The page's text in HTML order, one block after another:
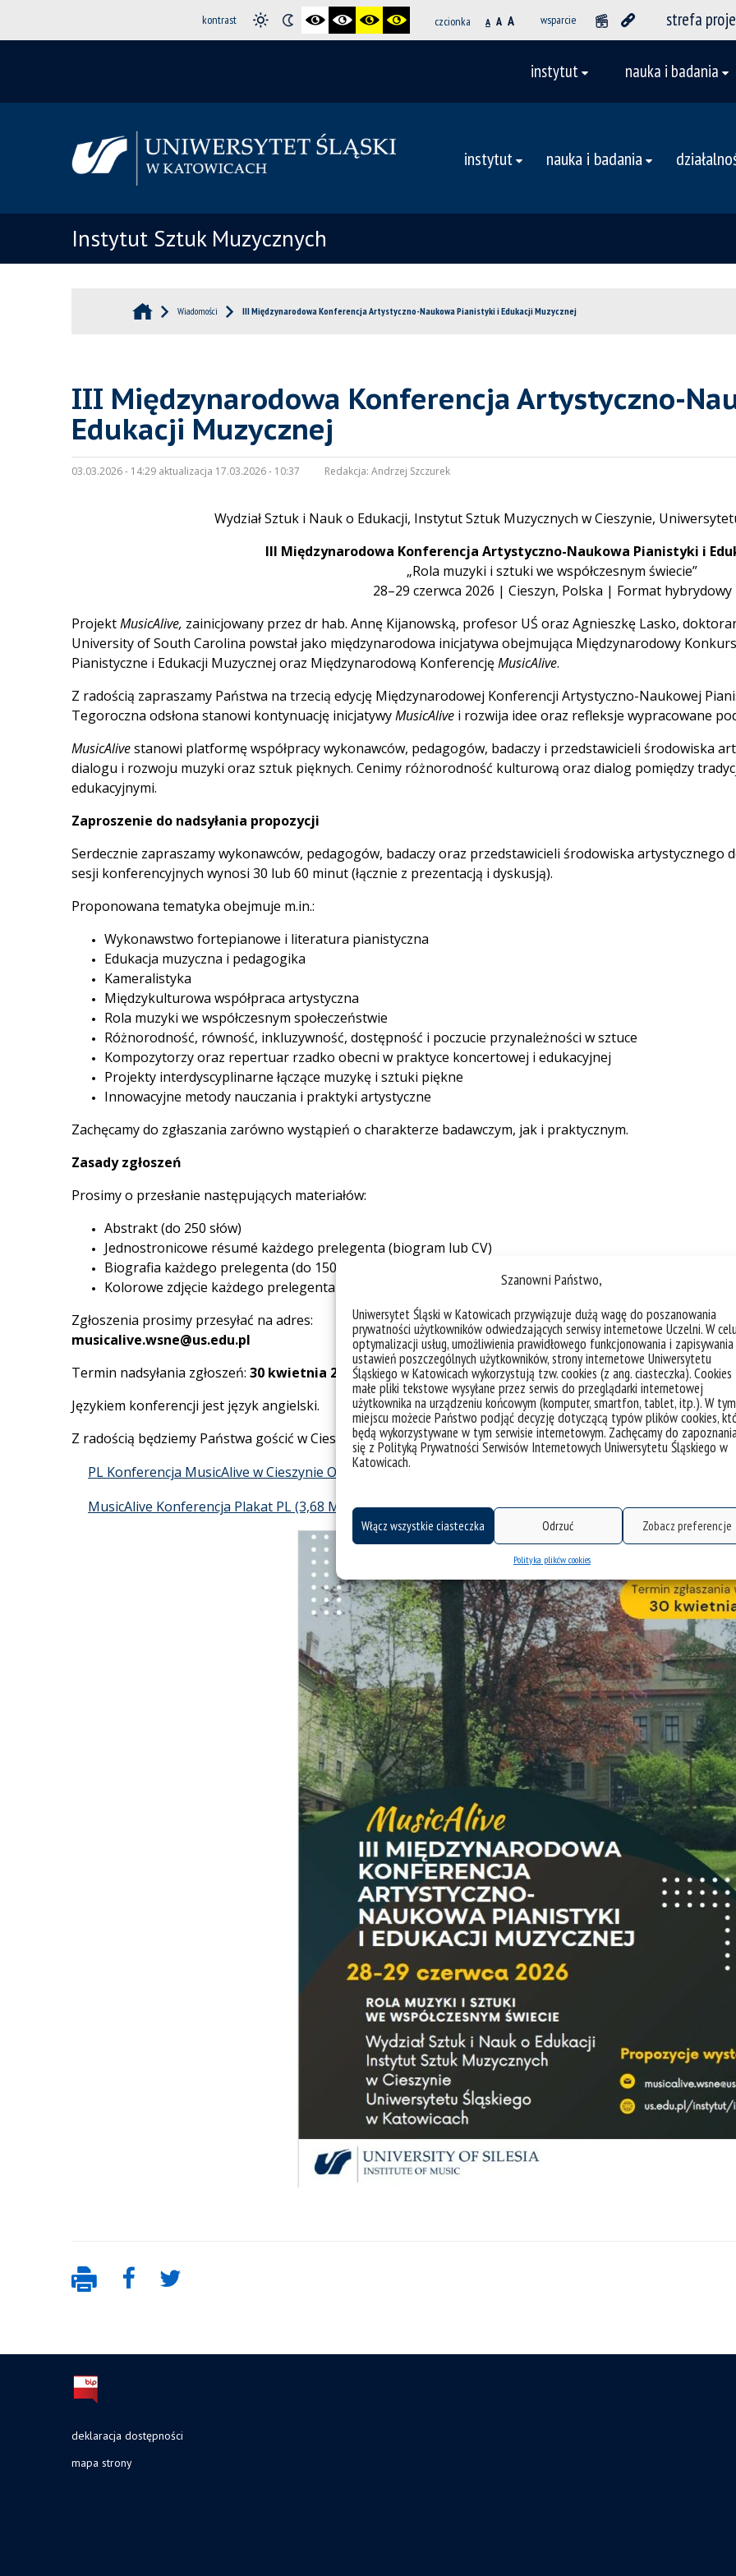
Szanowni Państwo,
Uniwersytet Śląski w Katowicach przywiązuje dużą wagę do poszanowania
prywatności użytkowników odwiedzających serwisy internetowe Uczelni. W
optymalizacji usług, umożliwienia prawidłowego funkcjonowania i zapisywania
ustawień poszczególnych użytkowników, strony internetowe Uniwersytetu
Śląskiego w Katowicach wykorzystują tzw. cookies (z ang. ciasteczka).
małe pliki tekstowe wysyłane przez serwis do przeglądarki internetowej
użytkownika na urządzeniu końcowym (komputer, smartfon, tablet, itp.). W tym
miejscu możecie Państwo podjąć decyzję dotyczącą typów plików cookies,
będą wykorzystywane w tym serwisie internetowym. Zachęcamy do
się z Polityką Prywatności Serwisów Internetowych Uniwersytetu Śląskiego w
Katowicach.
Włącz wszystkie ciasteczka Odrzuć Zobacz preferencje
Polityka plików cookies
kontrast czcionka A A A wsparcie strefa
instytut nauka i badania
instytut nauka i badania
Instytut Sztuk Muzycznych
Wiadomości III Międzynarodowa Konferencja Artystyczno-Naukowa Pianistyki i Edukacji Muzycznej
III Międzynarodowa Konferencja Artystyczno-
Edukacji Muzycznej
03.03.2026 - 14:29 aktualizacja 17.03.2026 - 10:37 Redakcja: Andrzej Szczurek
Wydział Sztuk i Nauk o Edukacji, Instytut Sztuk Muzycznych w Cieszynie,
III Międzynarodowa Konferencja Artystyczno-Naukowa Pianistyki i
„Rola muzyki i sztuki we współczesnym świecie”
28–29 czerwca 2026 | Cieszyn, Polska | Format hybrydowy
ProjektMusicAlive, zainicjowany przez dr hab. Annę Kijanowską, profesor UŚ oraz Agnieszkę Lasko,
University of South Carolina powstał jako międzynarodowa inicjatywa obejmująca Międzynarodowy
Pianistyczne i Edukacji Muzycznej oraz Międzynarodową KonferencjęMusicAlive.
Z radością zapraszamy Państwa na trzecią edycję Międzynarodowej Konferencji Artystyczno-Naukowej
Tegoroczna odsłona stanowi kontynuację inicjatywyMusicAlive i rozwija idee oraz refleksje wypracowane
MusicAlivestanowi platformę współpracy wykonawców, pedagogów, badaczy i przedstawicieli środowiska
dialogu i rozwoju muzyki oraz sztuk pięknych. Cenimy różnorodność kulturową oraz dialog pomiędzy
edukacyjnymi.
Zaproszenie do nadsyłania propozycji
Serdecznie zapraszamy wykonawców, pedagogów, badaczy oraz przedstawicieli środowiska artystycznego
sesji konferencyjnych wynosi 30 lub 60 minut (łącznie z prezentacją i dyskusją).
Proponowana tematyka obejmuje m.in.:
Wykonawstwo fortepianowe i literatura pianistyczna
Edukacja muzyczna i pedagogika
Kameralistyka
Międzykulturowa współpraca artystyczna
Rola muzyki we współczesnym społeczeństwie
Różnorodność, równość, inkluzywność, dostępność i poczucie przynależności w sztuce
Kompozytorzy oraz repertuar rzadko obecni w praktyce koncertowej i edukacyjnej
Projekty interdyscyplinarne łączące muzykę i sztuki piękne
Innowacyjne metody nauczania i praktyki artystyczne
Zachęcamy do zgłaszania zarówno wystąpień o charakterze badawczym, jak i praktycznym.
Zasady zgłoszeń
Prosimy o przesłanie następujących materiałów:
Abstrakt (do 250 słów)
Jednostronicowe résumé każdego prelegenta (biogram lub CV)
Biografia każdego prelegenta (do 150 słów)
Kolorowe zdjęcie każdego prelegenta
Zgłoszenia prosimy przesyłać na adres:
musicalive.wsne@us.edu.pl
Termin nadsyłania zgłoszeń: 30 kwietnia 2026 r.
Językiem konferencji jest język angielski.
Z radością będziemy Państwa gościć w Cieszynie podczas trzeciej edycji Międzynarodowej Konferencji
PL Konferencja MusicAlive w Cieszynie Opis
MusicAlive Konferencja Plakat PL
deklaracja dostępności
mapa strony